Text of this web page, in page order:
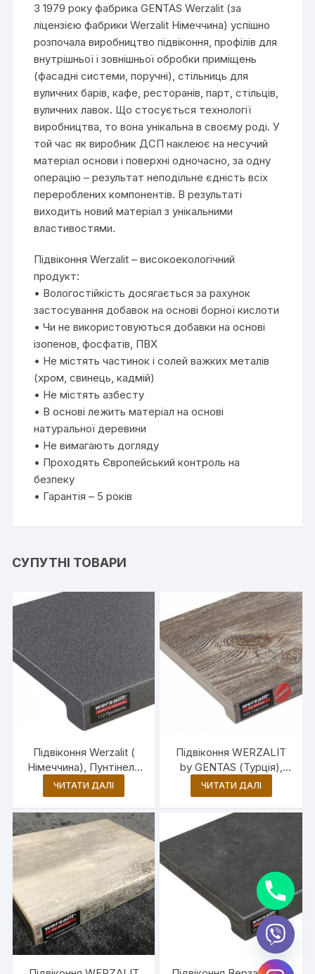
З 1979 року фабрика GENTAS Werzalit (за
ліцензією фабрики Werzalit Німеччина) успішно
розпочала виробництво підвіконня, профілів для
внутрішньої і зовнішньої обробки приміщень
(фасадні системи, поручні), стільниць для
вуличних барів, кафе, ресторанів, парт, стільців,
вуличних лавок. Що стосується технології
виробництва, то вона унікальна в своєму роді. У
той час як виробник ДСП наклеює на несучий
матеріал основи і поверхні одночасно, за одну
операцію – результат неподільне єдність всіх
перероблених компонентів. В результаті
виходить новий матеріал з унікальними
властивостями.
Підвіконня Werzalit – високоекологічний
продукт:
• Вологостійкість досягається за рахунок
застосування добавок на основі борної кислоти
• Чи не використовуються добавки на основі
ізопенов, фосфатів, ПВХ
• Не містять частинок і солей важких металів
(хром, свинець, кадмій)
• Не містять азбесту
• В основі лежить матеріал на основі
натуральної деревини
• Не вимагають догляду
• Проходять Європейський контроль на
безпеку
• Гарантія – 5 років
СУПУТНІ ТОВАРИ
Підвіконня Werzalit (
Німеччина), Пунтінела
(112)
ЧИТАТИ ДАЛІ
Підвіконня WERZALIT
by GENTAS (Турція),
Стара сосна (4573)
ЧИТАТИ ДАЛІ
t
y